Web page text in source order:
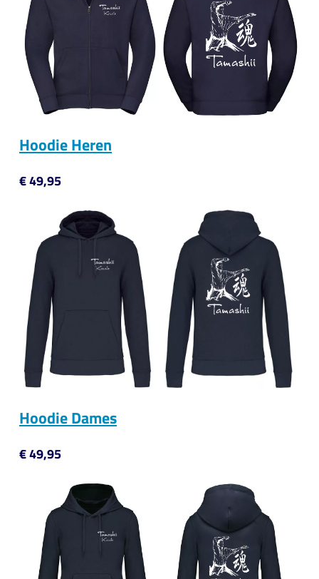
Hoodie Heren
€ 49,95
Hoodie Dames
€ 49,95